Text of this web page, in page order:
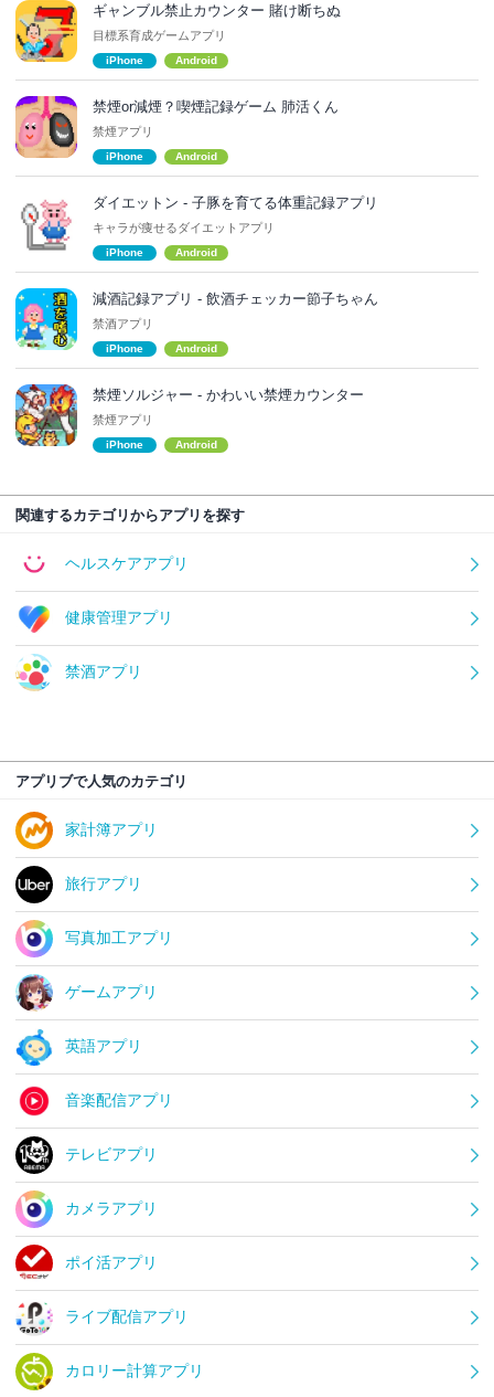
ギャンブル禁止カウンター 賭け断ちぬ
目標系育成ゲームアプリ
iPhone Android
禁煙or減煙？喫煙記録ゲーム 肺活くん
禁煙アプリ
iPhone Android
ダイエットン - 子豚を育てる体重記録アプリ
キャラが痩せるダイエットアプリ
iPhone Android
減酒記録アプリ - 飲酒チェッカー節子ちゃん
禁酒アプリ
iPhone Android
禁煙ソルジャー - かわいい禁煙カウンター
禁煙アプリ
iPhone Android
関連するカテゴリからアプリを探す
ヘルスケアアプリ
健康管理アプリ
禁酒アプリ
アプリブで人気のカテゴリ
家計簿アプリ
旅行アプリ
写真加工アプリ
ゲームアプリ
英語アプリ
音楽配信アプリ
テレビアプリ
カメラアプリ
ポイ活アプリ
ライブ配信アプリ
カロリー計算アプリ